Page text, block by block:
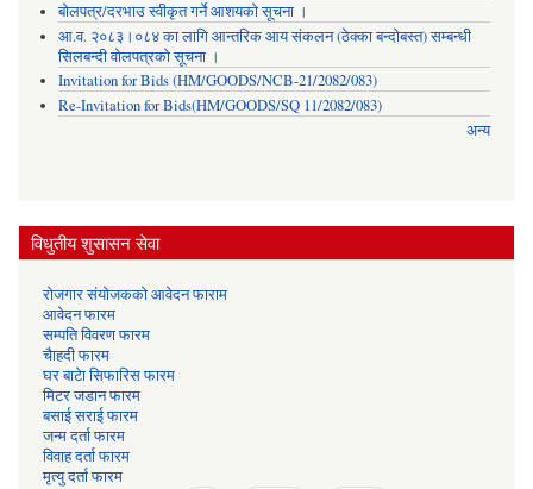
बोलपत्र/दरभाउ स्वीकृत गर्ने आशयको सूचना ।
आ.व. २०८३।०८४ का लागि आन्तरिक आय संकलन (ठेक्का बन्दोबस्त) सम्बन्धी
सिलबन्दी वोलपत्रको सूचना ।
Invitation for Bids (HM/GOODS/NCB-21/2082/083)
Re-Invitation for Bids(HM/GOODS/SQ 11/2082/083)
अन्य
विधुतीय शुसासन सेवा
रोजगार संयोजकको आवेदन फाराम
आवेदन फारम
सम्पति विवरण फारम
चैाहदी फारम
घर बाटेा सिफारिस फारम
मिटर जडान फारम
बसाई सराई फारम
जन्म दर्ता फारम
विवाह दर्ता फारम
मृत्यु दर्ता फारम